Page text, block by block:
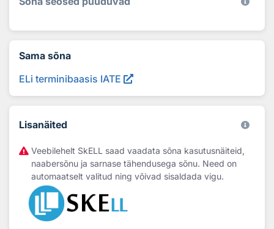
Sama sõna
ELi terminibaasis IATE
Lisanäited
Veebilehelt SkELL saad vaadata sõna kasutusnäiteid,
naabersõnu ja sarnase tähendusega sõnu. Need on
automaatselt valitud ning võivad sisaldada vigu.